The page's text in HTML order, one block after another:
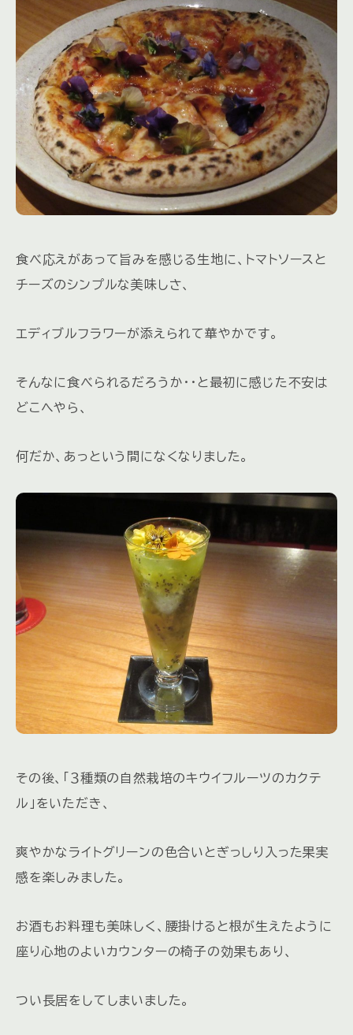
食べ応えがあって旨みを感じる生地に、トマトソースと
チーズのシンプルな美味しさ、
エディブルフラワーが添えられて華やかです。
そんなに食べられるだろうか・・と最初に感じた不安は
どこへやら、
何だか、あっという間になくなりました。
その後、「３種類の自然栽培のキウイフルーツのカクテ
ル」をいただき、
爽やかなライトグリーンの色合いとぎっしり入った果実
感を楽しみました。
お酒もお料理も美味しく、腰掛けると根が生えたように
座り心地のよいカウンターの椅子の効果もあり、
つい長居をしてしまいました。